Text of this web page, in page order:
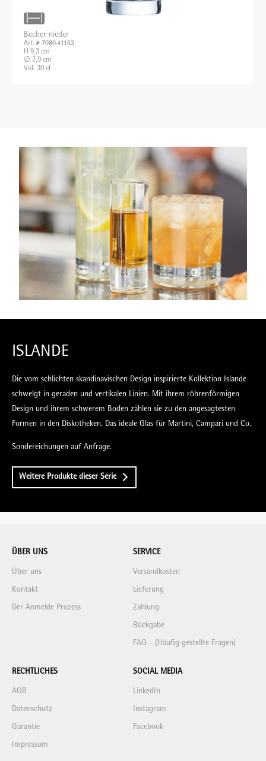
Becher nieder
Art. # 7080.41163
H 9,3 cm
∅ 7,9 cm
Vol. 30 cl
ISLANDE
Die vom schlichten skandinavischen Design inspirierte Kollektion Islande
schwelgt in geraden und vertikalen Linien. Mit ihrem röhrenförmigen
Design und ihrem schwerem Boden zählen sie zu den angesagtesten
Formen in den Diskotheken. Das ideale Glas für Martini, Campari und Co.
Sondereichungen auf Anfrage.
Weitere Produkte dieser Serie
ÜBER UNS
Über uns
Kontakt
Der Anmelde Prozess
SERVICE
Versandkosten
Lieferung
Zahlung
Rückgabe
FAQ - (Häufig gestellte Fragen)
RECHTLICHES
AGB
Datenschutz
Garantie
Impressum
SOCIAL MEDIA
LinkedIn
Instagram
Facebook